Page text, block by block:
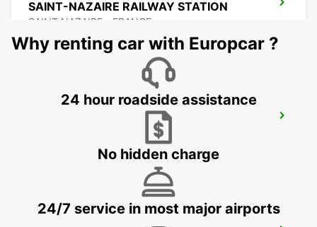
SAINT-NAZAIRE RAILWAY STATION
SAINT NAZAIRE - FRANCE
LA BAULE ESCOUBLAC RAILWAY
Why renting car with Europcar ?
24 hour roadside assistance
No hidden charge
24/7 service in most major airports